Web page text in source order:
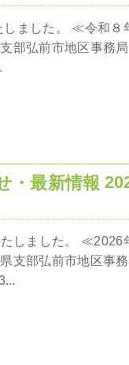
しました。 ≪令和８
部弘前市地区事務
しました。 ≪2026
支部弘前市地区事